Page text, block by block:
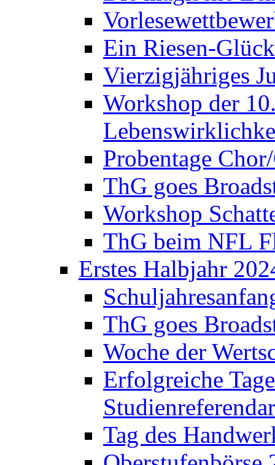
Ein Riesen-
Vierzigjähriges
Workshop der
Probentage
ThG goes
Workshop
ThG beim NFL
Erstes Halbjahr
ThG goes
Woche der
Erfolgreiche
Tag des